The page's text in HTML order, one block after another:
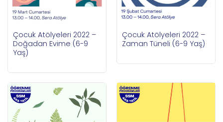
Çocuk Atölyeleri 2022 –
Doğadan Evime (6-9
Yaş)
Çocuk Atölyeleri 2022 –
Zaman Tüneli (6-9 Yaş)